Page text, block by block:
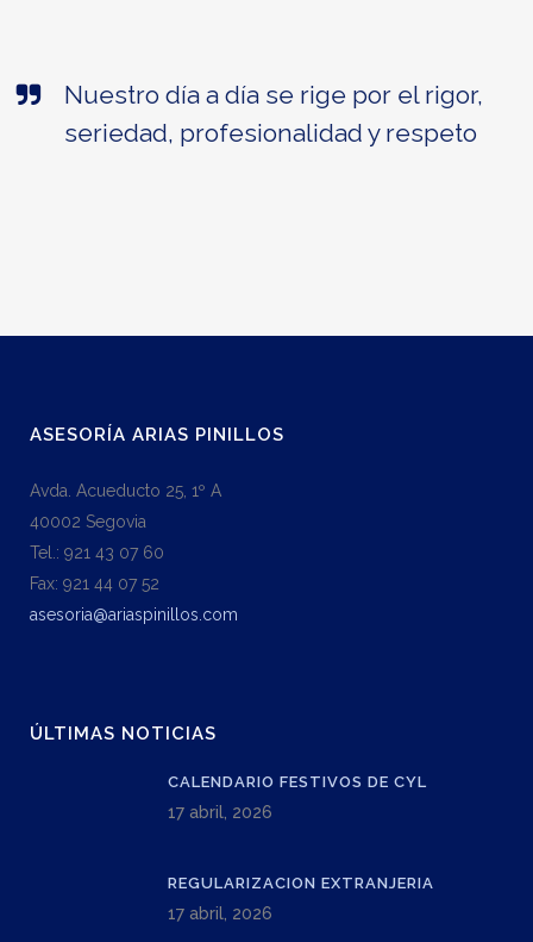
Nuestro día a día se rige por el rigor,
seriedad, profesionalidad y respeto
ASESORÍA ARIAS PINILLOS
Avda. Acueducto 25, 1º A
40002 Segovia
Tel.: 921 43 07 60
Fax: 921 44 07 52
asesoria@ariaspinillos.com
ÚLTIMAS NOTICIAS
CALENDARIO FESTIVOS DE CYL
17 abril, 2026
REGULARIZACION EXTRANJERIA
17 abril, 2026